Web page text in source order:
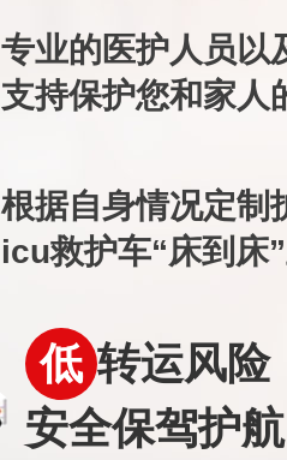
专业的医护人员以
支持保护您和家人
根据自身情况定制
icu救护车“床到床
低 转运风险
安全保驾护航